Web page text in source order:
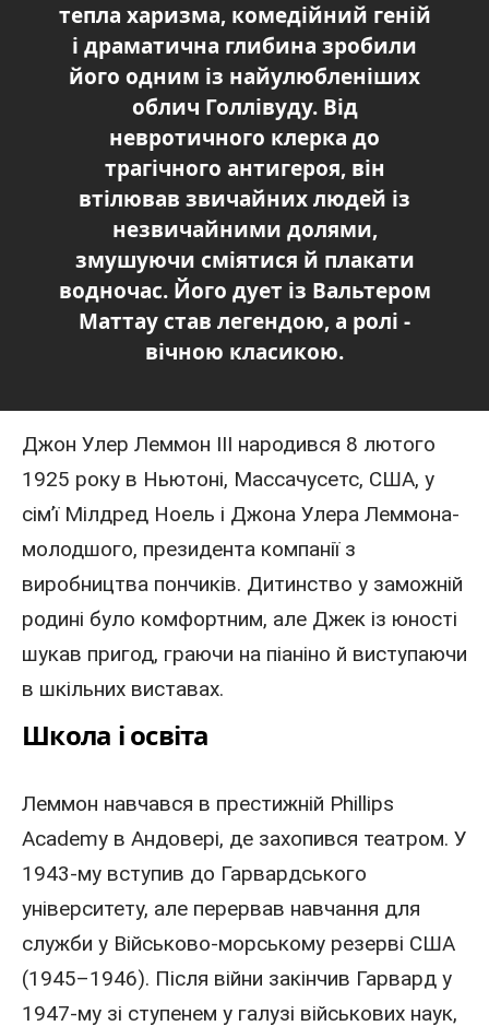
тепла харизма, комедійний геній
і драматична глибина зробили
його одним із найулюбленіших
облич Голлівуду. Від
невротичного клерка до
трагічного антигероя, він
втілював звичайних людей із
незвичайними долями,
змушуючи сміятися й плакати
водночас. Його дует із Вальтером
Маттау став легендою, а ролі -
вічною класикою.
Джон Улер Леммон III народився 8 лютого
1925 року в Ньютоні, Массачусетс, США, у
сім’ї Мілдред Ноель і Джона Улера Леммона-
молодшого, президента компанії з
виробництва пончиків. Дитинство у заможній
родині було комфортним, але Джек із юності
шукав пригод, граючи на піаніно й виступаючи
в шкільних виставах.
Школа і освіта
Леммон навчався в престижній Phillips
Academy в Андовері, де захопився театром. У
1943-му вступив до Гарвардського
університету, але перервав навчання для
служби у Військово-морському резерві США
(1945–1946). Після війни закінчив Гарвард у
1947-му зі ступенем у галузі військових наук,